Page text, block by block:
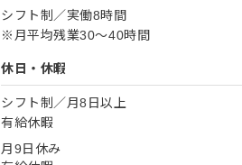
シフト制／実働8時間
※月平均残業30～40時間
休日・休暇
シフト制／月8日以上
有給休暇
月9日休み